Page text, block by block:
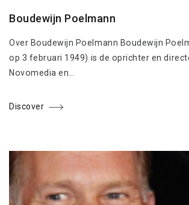
Boudewijn Poelmann
Over Boudewijn Poelmann Boudewijn
op 3 februari 1949) is de oprichter en
Novomedia en…
Discover